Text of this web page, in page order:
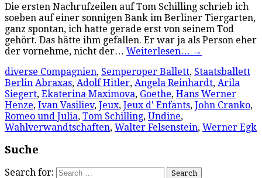
Die ersten Nachrufzeilen auf Tom Schilling schrieb ich
soeben auf einer sonnigen Bank im Berliner Tiergarten,
ganz spontan, ich hatte gerade erst von seinem Tod
gehört. Das hätte ihm gefallen. Er war ja als Person eher
der vornehme, nicht der… Weiterlesen… →
diverse Compagnien, Semperoper Ballett, Staatsballett
Berlin Abraxas, Adolf Hitler, Angela Reinhardt, Arila
Siegert, Ekaterina Maximova, Goethe, Hans Werner
Henze, Ivan Vasiliev, Jeux, Jeux d' Enfants, John Cranko,
Romeo und Julia, Tom Schilling, Undine,
Wahlverwandtschaften, Walter Felsenstein, Werner Egk
Suche
Search for: